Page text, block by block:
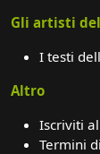
Gli artisti
I testi
Altro
Iscriviti
Termini